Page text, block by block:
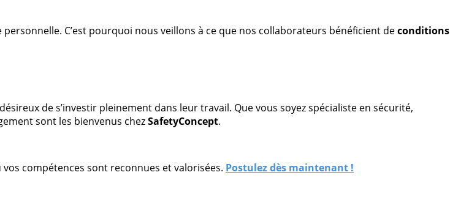
C’est pourquoi nous veillons à ce que nos collaborateurs bénéficient deconditions
de s’investir pleinement dans leur travail. Que vous soyez spécialiste en sécurité,
sont les bienvenus chezSafetyConcept.
compétences sont reconnues et valorisées. Postulez dès maintenant !